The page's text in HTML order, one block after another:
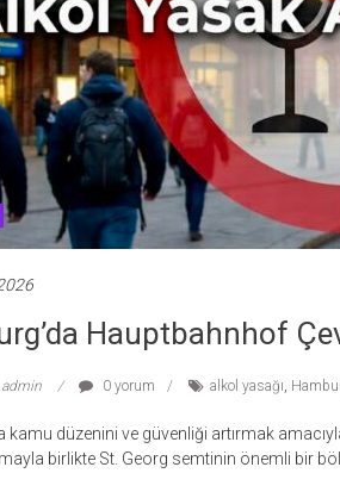
Hauptbahnhof
admin 0 yorum alkol yasağı,
kamu düzenini ve güvenliği artırmak
birlikte St. Georg semtinin önemli bir